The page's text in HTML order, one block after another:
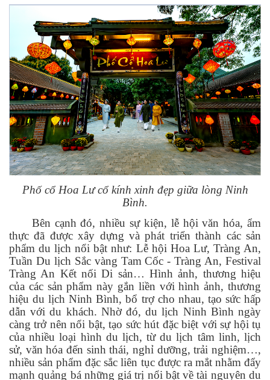
Phố cổ Hoa Lư cổ kính xinh đẹp giữa lòng Ninh
Bình.
Bên cạnh đó, nhiều sự kiện, lễ hội văn hóa, ẩm
thực đã được xây dựng và phát triển thành các sản
phẩm du lịch nổi bật như: Lễ hội Hoa Lư, Tràng An,
Tuần Du lịch Sắc vàng Tam Cốc - Tràng An, Festival
Tràng An Kết nối Di sản… Hình ảnh, thương hiệu
của các sản phẩm này gắn liền với hình ảnh, thương
hiệu du lịch Ninh Bình, bổ trợ cho nhau, tạo sức hấp
dẫn với du khách. Nhờ đó, du lịch Ninh Bình ngày
càng trở nên nổi bật, tạo sức hút đặc biệt với sự hội tụ
của nhiều loại hình du lịch, từ du lịch tâm linh, lịch
sử, văn hóa đến sinh thái, nghỉ dưỡng, trải nghiệm…,
nhiều sản phẩm đặc sắc liên tục được ra mắt nhằm đẩy
mạnh quảng bá những giá trị nổi bật về tài nguyên du